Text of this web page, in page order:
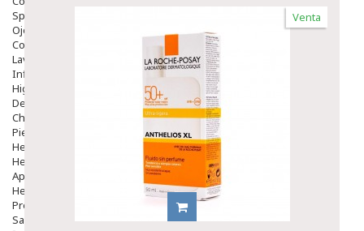
Sprays
Ojos Y Oidos
Congestión
Lavado Ojos
Inflamación Del Oido (otitis)
Higiene Oido
Deshabituación Tabaquismo
Chicles
Piel
Herpes Y Hongos
Heridas Y úlceras
Aparato Genital
Hemorroides
Protectores Y Emolientes
Salud
Venta